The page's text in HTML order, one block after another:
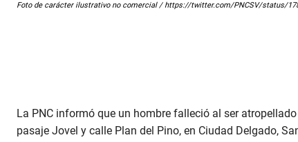
Foto de carácter ilustrativo no comercial / https://twitter.com/PNCSV/status/
La PNC informó que un hombre falleció al ser
pasaje Jovel y calle Plan del Pino, en Ciudad Delgado,